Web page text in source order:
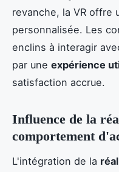
revanche, la VR offre
personnalisée. Les
enclins à interagir
par une expérience
satisfaction accrue.
Influence de la
comportement
L'intégration de la